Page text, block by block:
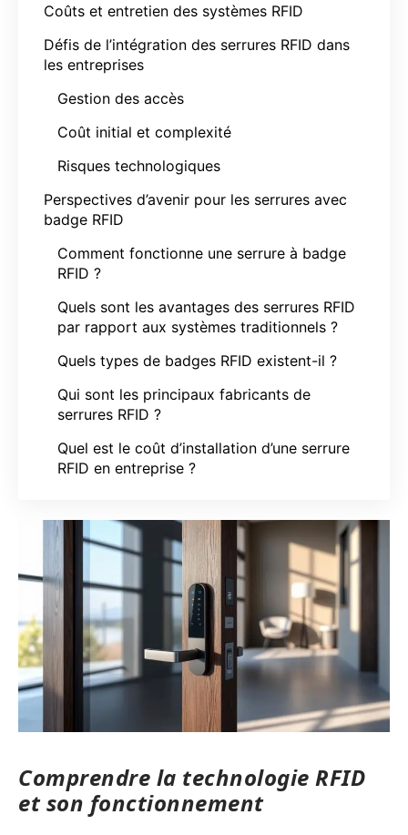
Coûts et entretien des systèmes RFID
Défis de l’intégration des serrures RFID dans
les entreprises
Gestion des accès
Coût initial et complexité
Risques technologiques
Perspectives d’avenir pour les serrures avec
badge RFID
Comment fonctionne une serrure à badge
RFID ?
Quels sont les avantages des serrures RFID
par rapport aux systèmes traditionnels ?
Quels types de badges RFID existent-il ?
Qui sont les principaux fabricants de
serrures RFID ?
Quel est le coût d’installation d’une serrure
RFID en entreprise ?
Comprendre la technologie RFID
et son fonctionnement